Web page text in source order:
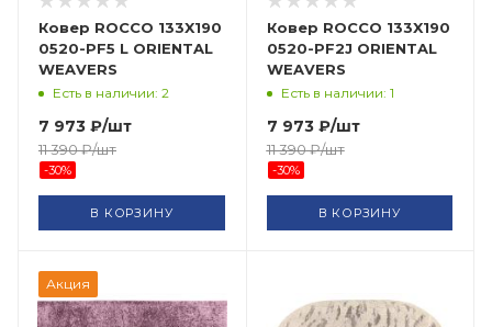
Ковер ROCCO 133X190
0520-PF5 L ORIENTAL
WEAVERS
Есть в наличии: 2
7 973 ₽/шт
11 390₽/шт
-30%
В КОРЗИНУ
Ковер ROCCO 133X190
0520-PF2J ORIENTAL
WEAVERS
Есть в наличии: 1
7 973₽/шт
11 390₽/шт
-30%
В КОРЗИНУ
Акция